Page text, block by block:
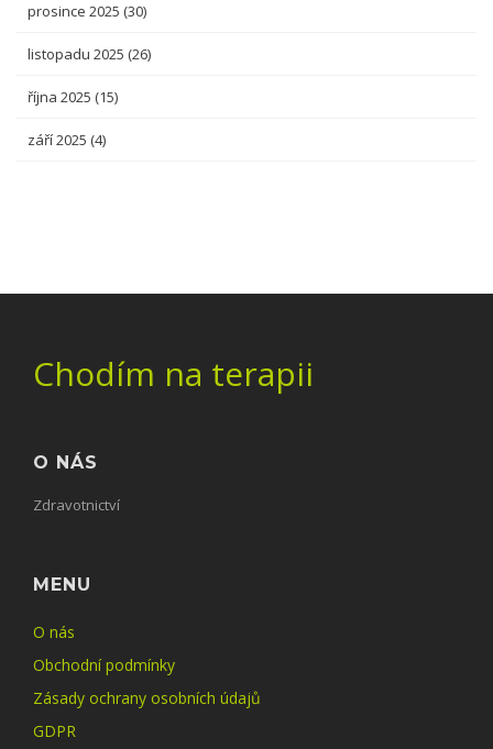
prosince 2025 (30)
listopadu 2025 (26)
října 2025 (15)
září 2025 (4)
Chodím na terapii
O NÁS
Zdravotnictví
MENU
O nás
Obchodní podmínky
Zásady ochrany osobních údajů
GDPR